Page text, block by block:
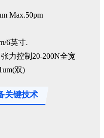
Max.50pm
6英寸.
力控制20-200N全宽
双)
关键技术